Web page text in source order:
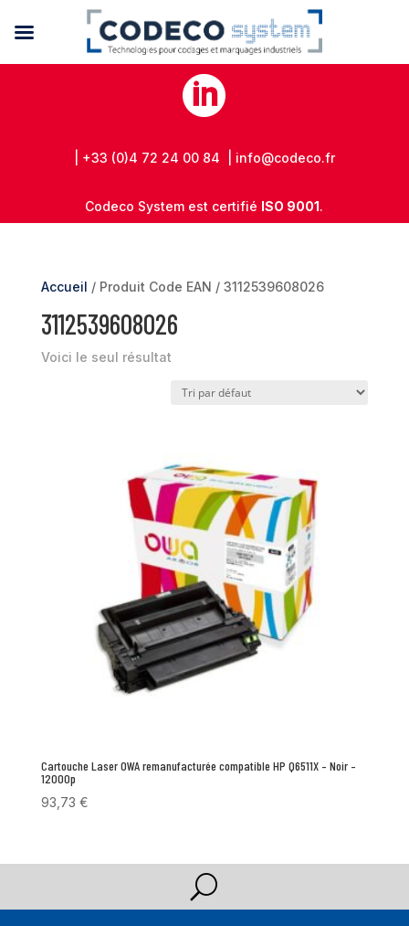

| +33 (0)4 72 24 00 84 | info@codeco.fr
Codeco System est certifié ISO 9001.
Accueil / Produit Code EAN / 3112539608026
3112539608026
Voici le seul résultat
Cartouche Laser OWA remanufacturée compatible HP Q6511X – Noir –
12000p
93,73 €
U